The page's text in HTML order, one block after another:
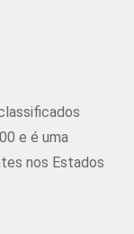
e é uma
nos Estados